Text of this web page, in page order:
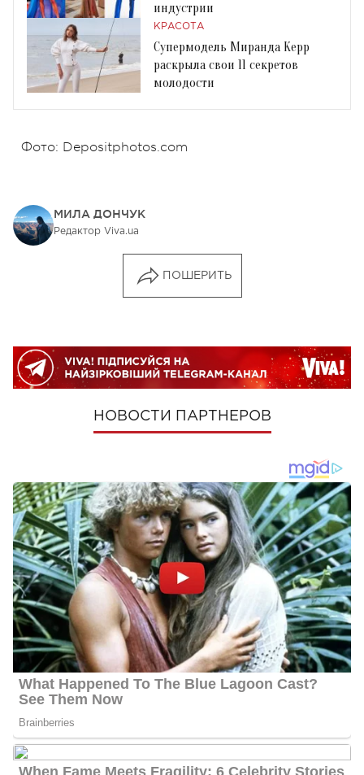
индустрии
КРАСОТА
Супермодель Миранда Керр
раскрыла свои 11 секретов
молодости
Фото: Depositphotos.com
МИЛА ДОНЧУК
Редактор Viva.ua
ПОШЕРИТЬ
НОВОСТИ ПАРТНЕРОВ